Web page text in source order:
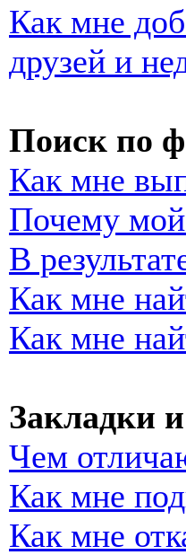
Как мне
друзей и
Поиск по
Как мне
Почему мой
В
Как мне
Как мне
Закладки
Чем
Как мне
Как мне